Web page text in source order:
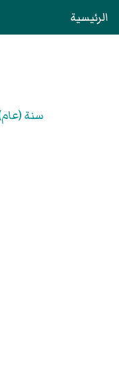
الرئيسية
سنة